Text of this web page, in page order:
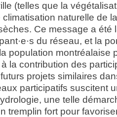
(telles que la
climatisation naturelle de
Ce message a été
du réseau, et la
population montréalaise
la contribution des
futurs projets similaires
participatifs suscitent
une telle
tremplin fort pour